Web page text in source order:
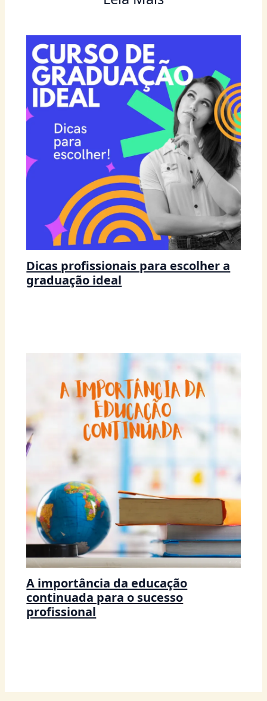
Dicas profissionais para escolher a
graduação ideal
A importância da educação
continuada para o sucesso
profissional